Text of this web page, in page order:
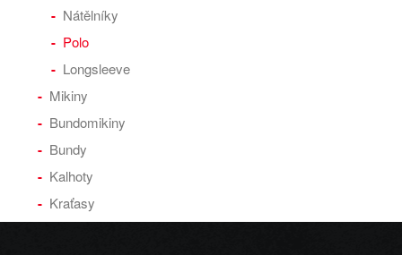
Nátělníky
Polo
Longsleeve
Mikiny
Bundomikiny
Bundy
Kalhoty
Kraťasy